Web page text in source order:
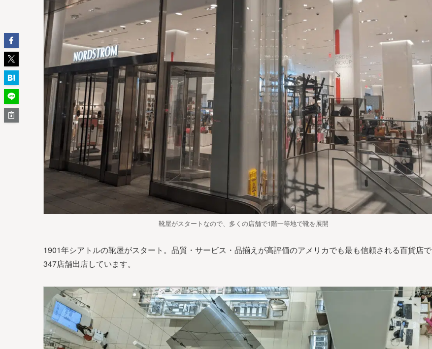
靴屋がスタートなので、多くの店舗で1階一等地で靴を展開
1901年シアトルの靴屋がスタート。品質・サービス・品揃えが高評価のアメリカでも最も信頼される百貨店で
347店舗出店しています。